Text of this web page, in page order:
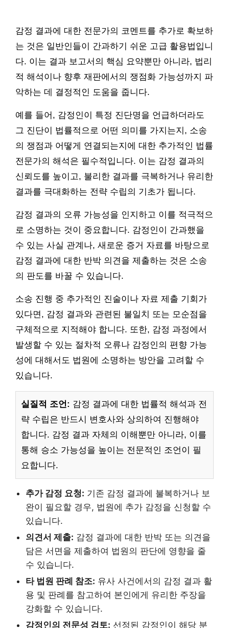
감정 결과에 대한 전문가의 코멘트를 추가로 확보하
는 것은 일반인들이 간과하기 쉬운 고급 활용법입니
다. 이는 결과 보고서의 핵심 요약뿐만 아니라, 법리
적 해석이나 향후 재판에서의 쟁점화 가능성까지 파
악하는 데 결정적인 도움을 줍니다.
예를 들어, 감정인이 특정 진단명을 언급하더라도
그 진단이 법률적으로 어떤 의미를 가지는지, 소송
의 쟁점과 어떻게 연결되는지에 대한 추가적인 법률
전문가의 해석은 필수적입니다. 이는 감정 결과의
신뢰도를 높이고, 불리한 결과를 극복하거나 유리한
결과를 극대화하는 전략 수립의 기초가 됩니다.
감정 결과의 오류 가능성을 인지하고 이를 적극적으
로 소명하는 것이 중요합니다. 감정인이 간과했을
수 있는 사실 관계나, 새로운 증거 자료를 바탕으로
감정 결과에 대한 반박 의견을 제출하는 것은 소송
의 판도를 바꿀 수 있습니다.
소송 진행 중 추가적인 진술이나 자료 제출 기회가
있다면, 감정 결과와 관련된 불일치 또는 모순점을
구체적으로 지적해야 합니다. 또한, 감정 과정에서
발생할 수 있는 절차적 오류나 감정인의 편향 가능
성에 대해서도 법원에 소명하는 방안을 고려할 수
있습니다.
실질적 조언: 감정 결과에 대한 법률적 해석과 전
략 수립은 반드시 변호사와 상의하여 진행해야
합니다. 감정 결과 자체의 이해뿐만 아니라, 이를
통해 승소 가능성을 높이는 전문적인 조언이 필
요합니다.
추가 감정 요청: 기존 감정 결과에 불복하거나 보
완이 필요할 경우, 법원에 추가 감정을 신청할 수
있습니다.
의견서 제출: 감정 결과에 대한 반박 또는 의견을
담은 서면을 제출하여 법원의 판단에 영향을 줄
수 있습니다.
타 법원 판례 참조: 유사 사건에서의 감정 결과 활
용 및 판례를 참고하여 본인에게 유리한 주장을
강화할 수 있습니다.
감정인의 전문성 검토: 선정된 감정인이 해당 분